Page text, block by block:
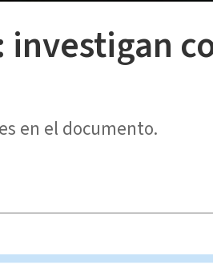
investigan
en el documento.